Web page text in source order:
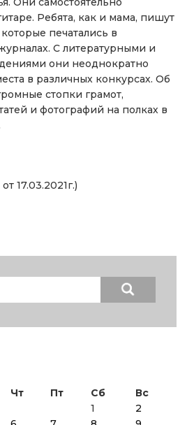
Ребята, как и мама, пишут
печатались в
С литературными и
они неоднократно
в различных конкурсах. Об
стопки грамот,
и фотографий на полках в
17.03.2021г.)
Чт Пт Сб
Вс
1
2